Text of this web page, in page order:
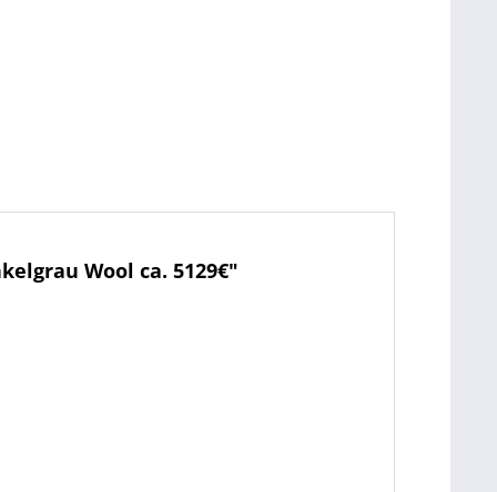
Wool ca. 5129€"